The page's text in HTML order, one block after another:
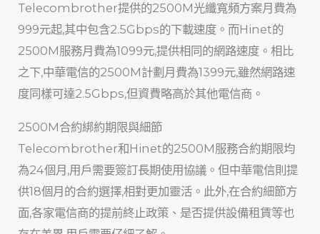
Telecombrother提供的2500M光纖寬頻方案月費為
999元起,其中包含2.5Gbps的下載速度。而Hinet的
2500M服務月費為1099元,提供相同的網路速度。相比
之下,中華電信的2500M計劃月費為1399元,雖然網路速
度同樣可達2.5Gbps,但資費略高於其他電信商。
2500M合約綁約期限與細節
Telecombrother和Hinet的2500M服務合約期限均
為24個月,用戶需要簽訂長期使用協議。但中華電信則提
供18個月的合約選擇,相對更加靈活。此外,在合約細節方
面,各家電信商的提前終止政策、是否提供設備租賃等也